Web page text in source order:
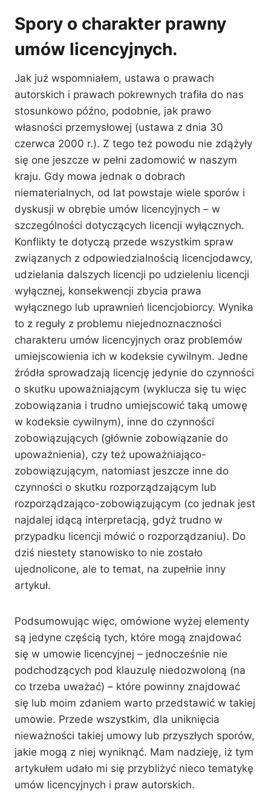
Spory o charakter prawny
umów licencyjnych.
Jak już wspomniałem, ustawa o prawach
autorskich i prawach pokrewnych trafiła do nas
stosunkowo późno, podobnie, jak prawo
własności przemysłowej (ustawa z dnia 30
czerwca 2000 r.). Z tego też powodu nie zdążyły
się one jeszcze w pełni zadomowić w naszym
kraju. Gdy mowa jednak o dobrach
niematerialnych, od lat powstaje wiele sporów i
dyskusji w obrębie umów licencyjnych – w
szczególności dotyczących licencji wyłącznych.
Konflikty te dotyczą przede wszystkim spraw
związanych z odpowiedzialnością licencjodawcy,
udzielania dalszych licencji po udzieleniu licencji
wyłącznej, konsekwencji zbycia prawa
wyłącznego lub uprawnień licencjobiorcy. Wynika
to z reguły z problemu niejednoznaczności
charakteru umów licencyjnych oraz problemów
umiejscowienia ich w kodeksie cywilnym. Jedne
źródła sprowadzają licencję jedynie do czynności
o skutku upoważniającym (wyklucza się tu więc
zobowiązania i trudno umiejscowić taką umowę
w kodeksie cywilnym), inne do czynności
zobowiązujących (głównie zobowiązanie do
upoważnienia), czy też upoważniająco-
zobowiązującym, natomiast jeszcze inne do
czynności o skutku rozporządzającym lub
rozporządzająco-zobowiązującym (co jednak jest
najdalej idącą interpretacją, gdyż trudno w
przypadku licencji mówić o rozporządzaniu). Do
dziś niestety stanowisko to nie zostało
ujednolicone, ale to temat, na zupełnie inny
artykuł.
Podsumowując więc, omówione wyżej elementy
są jedyne częścią tych, które mogą znajdować
się w umowie licencyjnej – jednocześnie nie
podchodzących pod klauzulę niedozwoloną (na
co trzeba uważać) – które powinny znajdować
się lub moim zdaniem warto przedstawić w takiej
umowie. Przede wszystkim, dla uniknięcia
nieważności takiej umowy lub przyszłych sporów,
jakie mogą z niej wyniknąć. Mam nadzieję, iż tym
artykułem udało mi się przybliżyć nieco tematykę
umów licencyjnych i praw autorskich.